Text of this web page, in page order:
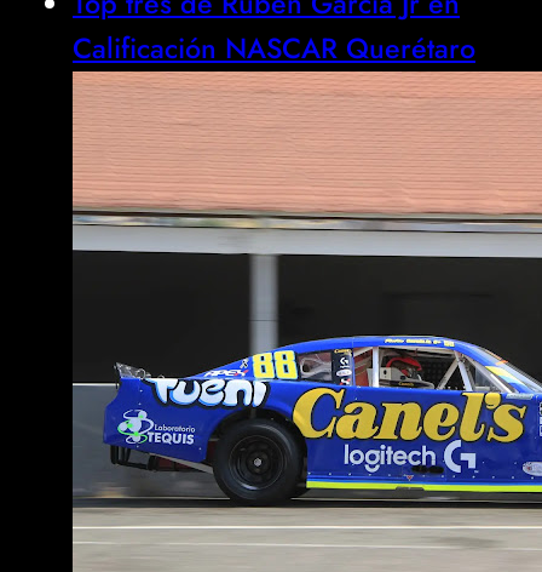
Calificación NASCAR Querétaro